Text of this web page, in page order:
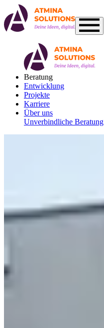
Beratung
Entwicklung
Projekte
Karriere
Über uns
Unverbindliche Beratung